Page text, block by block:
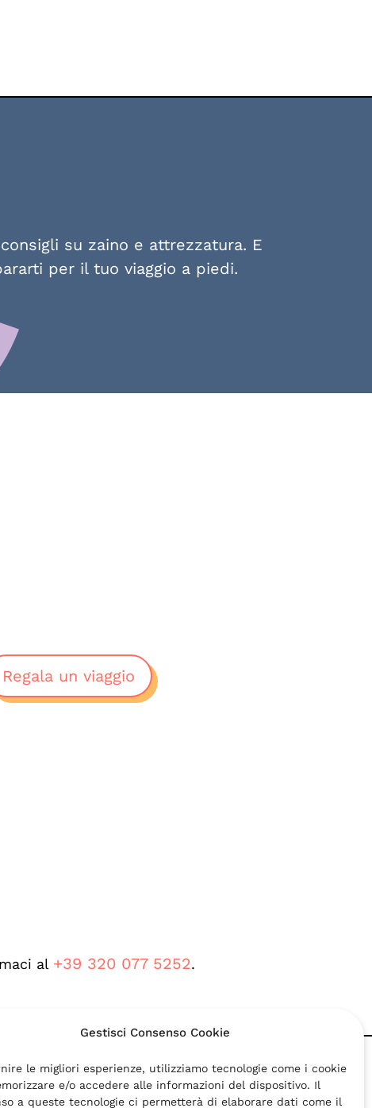
Gestisci Consenso Cookie
le migliori esperienze, utilizziamo tecnologie come i cookie
e/o accedere alle informazioni del dispositivo. Il
a queste tecnologie ci permetterà di elaborare dati come il
su zaino e attrezzatura. E
per il tuo viaggio a piedi.
Regala un viaggio
al +39 320 077 5252.
CF e P.IVA: 03469271203